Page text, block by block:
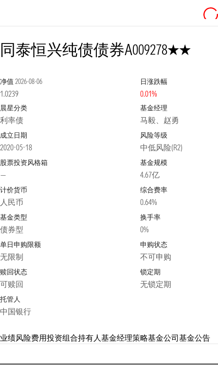
同泰恒兴纯债债券A009278
净值 2026-08-06
1.0239
日涨跌幅
0.01%
晨星分类
利率债
基金经理
马毅、赵勇
成立日期
2020-05-18
风险等级
中低风险(R2)
股票投资风格箱
—
基金规模
4.67亿
计价货币
人民币
综合费率
0.64%
基金类型
债券型
换手率
0%
单日申购限额
无限制
申购状态
不可申购
赎回状态
可赎回
锁定期
无锁定期
托管人
中国银行
业绩风险费用投资组合持有人基金经理策略基金公司基金公告